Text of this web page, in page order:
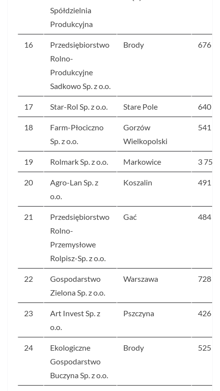
Spółdzielnia
Produkcyjna
16
Przedsiębiorstwo
Rolno-
Produkcyjne
Sadkowo Sp. z o.o.
Brody 676
17 Star-Rol Sp. z o.o. Stare Pole 640
18
Farm-Płociczno
Sp. z o.o.
Gorzów
Wielkopolski
541
19 Rolmark Sp. z o.o. Markowice 3 759
20
Agro-Lan Sp. z
o.o.
Koszalin 491
21
Przedsiębiorstwo
Rolno-
Przemysłowe
Rolpisz-Sp. z o.o.
Gać 484
22
Gospodarstwo
Zielona Sp. z o.o.
Warszawa 728
23
Art Invest Sp. z
o.o.
Pszczyna 426
24
Ekologiczne
Gospodarstwo
Buczyna Sp. z o.o.
Brody 525